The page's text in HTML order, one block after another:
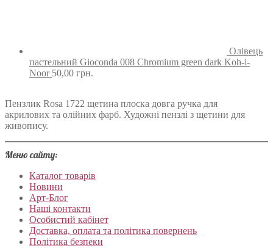
Олівець
пастельний Gioconda 008 Chromium green dark Koh-i-
Noor 50,00 грн.
Пензлик Rosa 1722 щетина плоска довга ручка для
акрилових та олійних фарб. Художні пензлі з щетини для
живопису.
Меню сайту:
Каталог товарів
Новини
Арт-Блог
Наші контакти
Особистий кабінет
Доставка, оплата та політика повернень
Політика безпеки